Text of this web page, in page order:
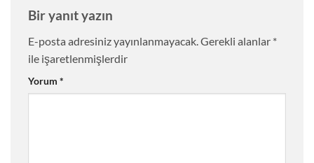
Bir yanıt yazın
E-posta adresiniz yayınlanmayacak.Gerekli alanlar *
ile işaretlenmişlerdir
Yorum *